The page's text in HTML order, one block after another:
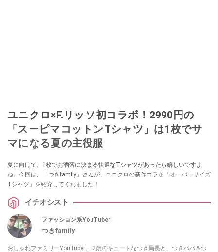
ユニクロ×F.リッソ初コラボ！2990円の
「スーピマコットンTシャツ」は1枚でサ
マになる夏の主役服
夏に向けて、1枚でお洒落に決まる快適なTシャツがあったら嬉しいですよ
ね。今回は、「つきfamily」さんが、ユニクロの新作コラボ「オーバーサイズ
Tシャツ」を紹介してくれました！
イチオシスト
ファッション系YouTuber
つきfamily
おしゃれファミリーYouTuber。 2歳のキュートなつき局長と、つきパパ＆つ